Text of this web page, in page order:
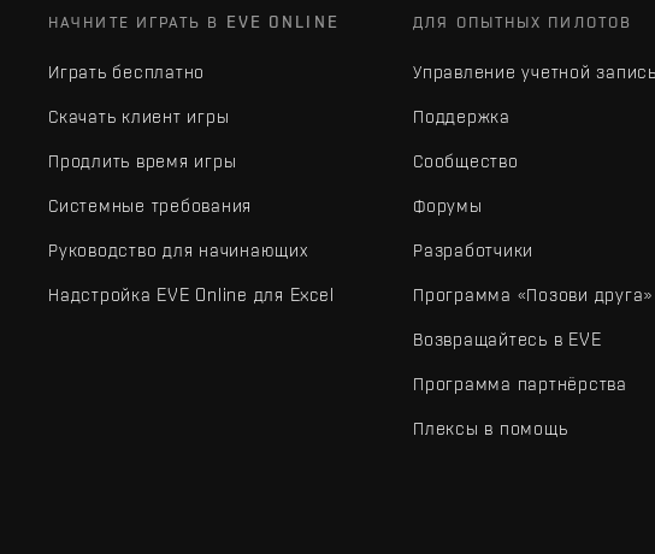
НАЧНИТЕ ИГРАТЬ В EVE ONLINE
Играть бесплатно
Скачать клиент игры
Продлить время игры
Системные требования
Руководство для начинающих
Надстройка EVE Online для Excel
ДЛЯ ОПЫТНЫХ ПИЛОТОВ
Управление учетной
Поддержка
Сообщество
Форумы
Разработчики
Программа «Позови друга»
Возвращайтесь в EVE
Программа партнёрства
Плексы в помощь